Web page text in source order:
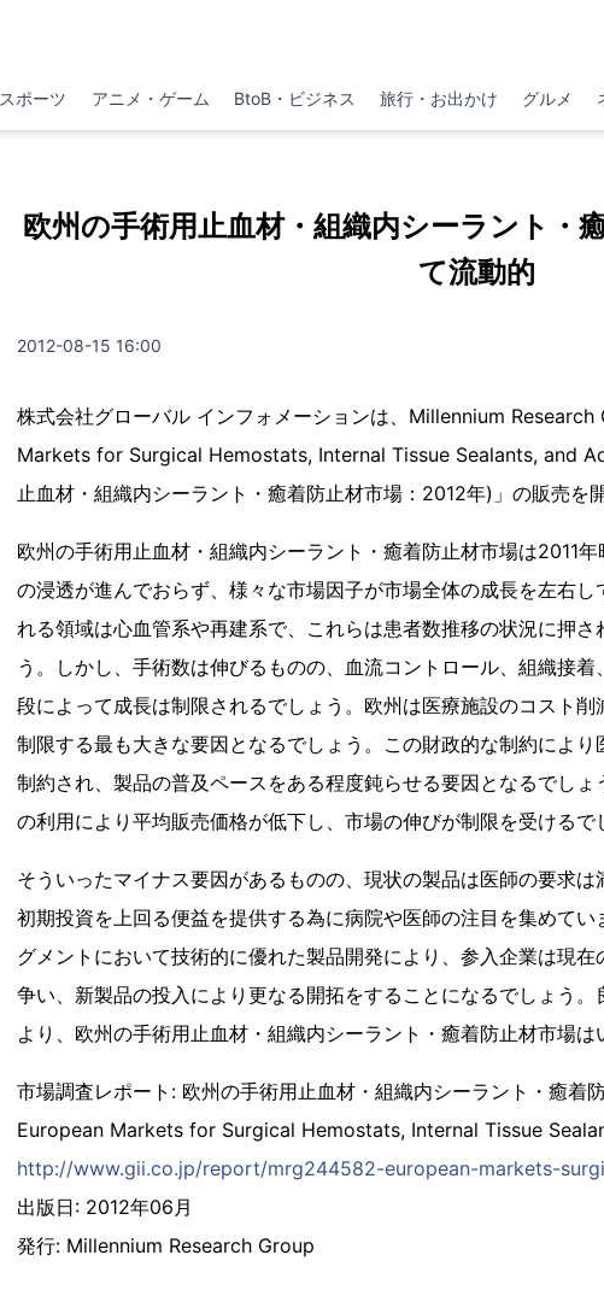
スポーツ アニメ・ゲーム BtoB・ビジネス 旅行・お出かけ グルメ
欧州の手術用止血材・組織内シーラント・
て流動的
2012-08-15 16:00
株式会社グローバル インフォメーションは、Millennium
Markets for Surgical Hemostats, Internal Tissue Sealants, and
止血材・組織内シーラント・癒着防止材市場：2012年)」の販売を
欧州の手術用止血材・組織内シーラント・癒着防止材市場は2011
の浸透が進んでおらず、様々な市場因子が市場全体の成長を左右
れる領域は心血管系や再建系で、これらは患者数推移の状況に押さ
う。しかし、手術数は伸びるものの、血流コントロール、組織接
段によって成長は制限されるでしょう。欧州は医療施設のコスト
制限する最も大きな要因となるでしょう。この財政的な制約によ
制約され、製品の普及ペースをある程度鈍らせる要因となるでし
の利用により平均販売価格が低下し、市場の伸びが制限を受けるで
そういったマイナス要因があるものの、現状の製品は医師の要求
初期投資を上回る便益を提供する為に病院や医師の注目を集めて
グメントにおいて技術的に優れた製品開発により、参入企業は現
争い、新製品の投入により更なる開拓をすることになるでしょう
より、欧州の手術用止血材・組織内シーラント・癒着防止材市場は
市場調査レポート: 欧州の手術用止血材・組織内シーラント・癒着
European Markets for Surgical Hemostats, Internal Tissue
http://www.gii.co.jp/report/mrg244582-european-markets-
出版日: 2012年06月
発行: Millennium Research Group